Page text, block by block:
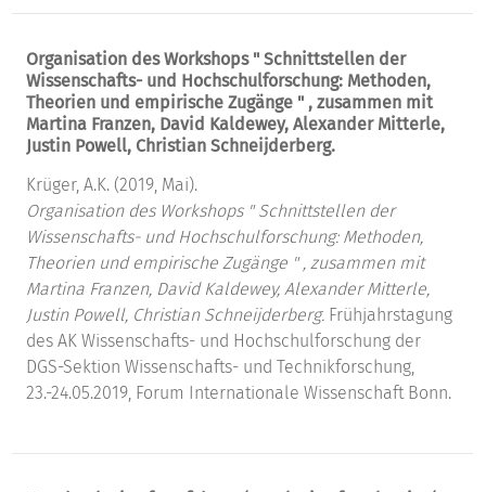
Organisation des Workshops " Schnittstellen der
Wissenschafts- und Hochschulforschung: Methoden,
Theorien und empirische Zugänge " , zusammen mit
Martina Franzen, David Kaldewey, Alexander Mitterle,
Justin Powell, Christian Schneijderberg.
Krüger, A.K. (2019, Mai).
Organisation des Workshops " Schnittstellen der
Wissenschafts- und Hochschulforschung: Methoden,
Theorien und empirische Zugänge " , zusammen mit
Martina Franzen, David Kaldewey, Alexander Mitterle,
Justin Powell, Christian Schneijderberg. Frühjahrstagung
des AK Wissenschafts- und Hochschulforschung der
DGS-Sektion Wissenschafts- und Technikforschung,
23.-24.05.2019, Forum Internationale Wissenschaft Bonn.